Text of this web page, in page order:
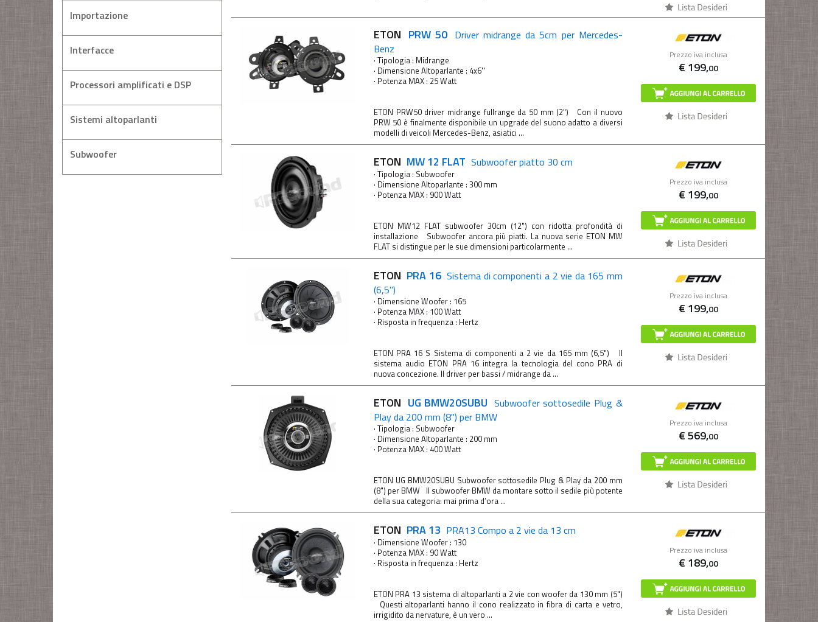
Importazione
Interfacce
Processori amplificati e DSP
Sistemi altoparlanti
Subwoofer
Prezzo iva inclusa
€ 199,00
ETON PRW 50 Driver midrange da 5cm per Mercedes-
Benz
· Tipologia : Midrange
· Dimensione Altoparlante : 4x6''
· Potenza MAX : 25 Watt
ETON PRW50 driver midrange fullrange da 50 mm (2") Con il nuovo
PRW 50 è finalmente disponibile un upgrade del suono adatto a diversi
modelli di veicoli Mercedes-Benz, asiatici ...
Prezzo iva inclusa
€ 199,00
ETON MW 12 FLAT Subwoofer piatto 30 cm
· Tipologia : Subwoofer
· Dimensione Altoparlante : 300 mm
· Potenza MAX : 900 Watt
ETON MW12 FLAT subwoofer 30cm (12") con ridotta profondità di
installazione Subwoofer ancora più piatti. La nuova serie ETON MW
FLAT si distingue per le sue dimensioni particolarmente ...
Prezzo iva inclusa
€ 199,00
ETON PRA 16 Sistema di componenti a 2 vie da 165 mm
(6,5")
· Dimensione Woofer : 165
· Potenza MAX : 100 Watt
· Risposta in frequenza : Hertz
ETON PRA 16 S Sistema di componenti a 2 vie da 165 mm (6,5") Il
sistema audio ETON PRA 16 integra la tecnologia del cono PRA di
nuova concezione. Il driver per bassi / midrange da ...
Prezzo iva inclusa
€569,00
ETON UG BMW20SUBU Subwoofer sottosedile Plug &
Play da 200 mm (8") per BMW
· Tipologia : Subwoofer
· Dimensione Altoparlante : 200 mm
· Potenza MAX : 400 Watt
ETON UG BMW20SUBU Subwoofer sottosedile Plug & Play da 200 mm
(8") per BMW Il subwoofer BMW da montare sotto il sedile più potente
della sua categoria: mai prima d’ora ...
Prezzo iva inclusa
€ 189,00
ETON PRA 13 PRA13 Compo a 2 vie da 13 cm
· Dimensione Woofer : 130
· Potenza MAX : 90 Watt
· Risposta in frequenza : Hertz
ETON PRA 13 sistema di altoparlanti a 2 vie con woofer da 130 mm (5")
Questi altoparlanti hanno il cono realizzato in fibra di carta e vetro,
irrigidito da nervature, è un vero ...